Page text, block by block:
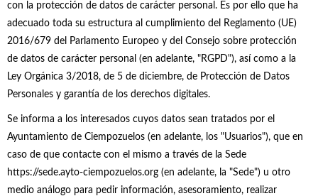
con la protección de datos de carácter personal. Es por ello que ha
adecuado toda su estructura al cumplimiento del Reglamento (UE)
2016/679 del Parlamento Europeo y del Consejo sobre protección
de datos de carácter personal (en adelante, "RGPD"), así como a la
Ley Orgánica 3/2018, de 5 de diciembre, de Protección de Datos
Personales y garantía de los derechos digitales.
Se informa a los interesados cuyos datos sean tratados por el
Ayuntamiento de Ciempozuelos (en adelante, los "Usuarios"), que en
caso de que contacte con el mismo a través de la Sede
https://sede.ayto-ciempozuelos.org (en adelante, la "Sede") u otro
medio análogo para pedir información, asesoramiento, realizar